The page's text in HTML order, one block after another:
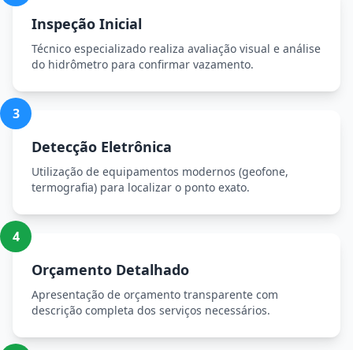
Inspeção Inicial
Técnico especializado realiza avaliação visual e análise
do hidrômetro para confirmar vazamento.
3
Detecção Eletrônica
Utilização de equipamentos modernos (geofone,
termografia) para localizar o ponto exato.
4
Orçamento Detalhado
Apresentação de orçamento transparente com
descrição completa dos serviços necessários.